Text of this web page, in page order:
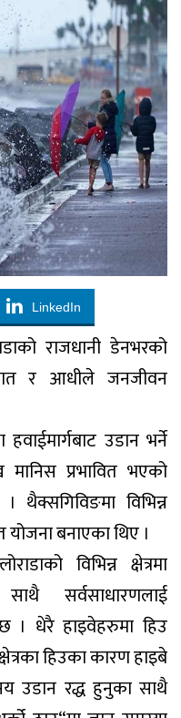
LinkedIn
राजधानी डेनभरको
र आधीले जनजीवन
उडान भर्ने
प्रभावित भएको
विभिन्न
योजना बनाएका थिए ।
विभिन्न क्षेत्रमा
सर्वसाधारणलाई
। धेरै हाइवेहरुमा हिउ
हिउका कारण हाइबे
उडान रद्ध हुनुका साथै